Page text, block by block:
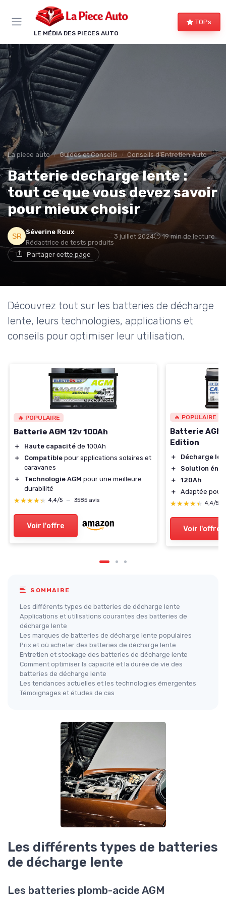
LE MÉDIA DES PIECES AUTO
TOPs
La piece auto Guides et Conseils Conseils d'Entretien Auto
Batterie decharge lente :
tout ce que vous devez savoir
pour mieux choisir
Séverine Roux
Rédactrice de tests produits
3 juillet 2024 19 min de lecture
Partager cette page
Découvrez tout sur les batteries de décharge
lente, leurs technologies, applications et
conseils pour optimiser leur utilisation.
🔥 POPULAIRE
Batterie AGM 12v 100Ah
＋ Haute capacité de 100Ah
＋
Compatible pour applications solaires et
caravanes
＋
Technologie AGM pour une meilleure
durabilité
★★★★★
★★★★★ 4,4/5 — 3585 avis
Voir l'offre
🔥 POPULAIRE
Batterie AGM
Edition
＋
Décharge
＋
Solution
＋
120Ah
＋
Adaptée pour
★★★★★
★★★★★ 4,4/5
Voir l'offre
SOMMAIRE
Les différents types de batteries de décharge lente
Applications et utilisations courantes des batteries de
décharge lente
Les marques de batteries de décharge lente populaires
Prix et où acheter des batteries de décharge lente
Entretien et stockage des batteries de décharge lente
Comment optimiser la capacité et la durée de vie des
batteries de décharge lente
Les tendances actuelles et les technologies émergentes
Témoignages et études de cas
Les différents types de batteries
de décharge lente
Les batteries plomb-acide AGM
Panneau de gestion des cookies